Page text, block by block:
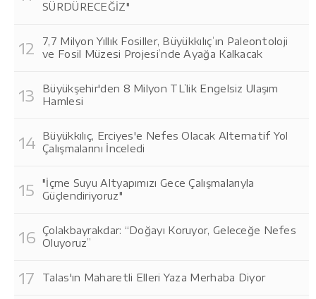
SÜRDÜRECEĞİZ"
7,7 Milyon Yıllık Fosiller, Büyükkılıç’ın Paleontoloji
ve Fosil Müzesi Projesi’nde Ayağa Kalkacak
Büyükşehir'den 8 Milyon TL’lik Engelsiz Ulaşım
Hamlesi
Büyükkılıç, Erciyes'e Nefes Olacak Alternatif Yol
Çalışmalarını İnceledi
"İçme Suyu Altyapımızı Gece Çalışmalarıyla
Güçlendiriyoruz"
Çolakbayrakdar: “Doğayı Koruyor, Geleceğe Nefes
Oluyoruz”
Talas'ın Maharetli Elleri Yaza Merhaba Diyor